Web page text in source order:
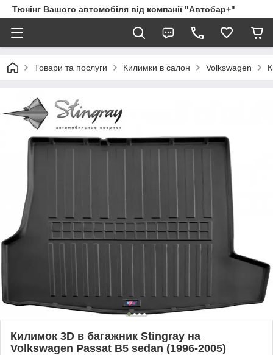
Тюнінг Вашого автомобіля від компанії "Автобар+"
Товари та послуги Килимки в салон Volkswagen
Килимок 3D в багажник Stingray на
Volkswagen Passat B5 sedan (1996-2005)